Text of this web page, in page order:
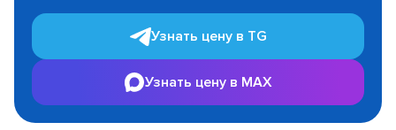
Узнать цену в TG
Узнать цену в MAX